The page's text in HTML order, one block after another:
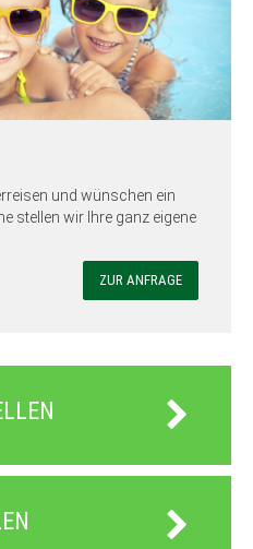
und wünschen ein
stellen wir Ihre ganz eigene
ZUR ANFRAGE